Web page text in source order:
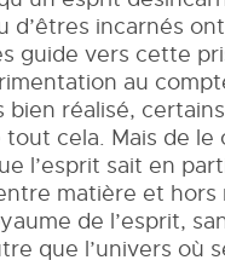
d’êtres incarnés
guide vers cette
au
bien réalisé,
cela. Mais de
l’esprit sait en
matière et hors
de l’esprit,
que l’univers où